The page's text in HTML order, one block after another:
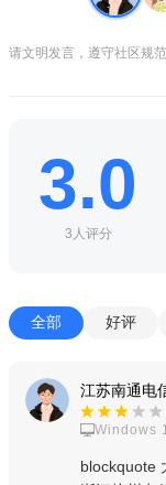
1、游戏里面可以
跑动，选择不同的任
3、设置不同的
式等你挑战，和好
获取超多的游戏福利
1、在游戏中注意
去解决掉敌人；
2、非常有趣的
请文明发言，遵守社区规范
3.0
3人评分
全部 好评
江苏南通电
Windows
blockquote